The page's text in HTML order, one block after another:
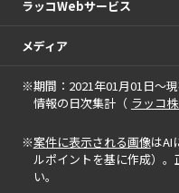
ラッコWebサービス
メディア
※期間：2021年01月01日～
情報の日次集計（ ラッコ
※案件に表示される画像はAI
ルポイントを基に作成）
い。